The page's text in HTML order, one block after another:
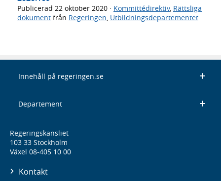
Publicerad 22 oktober 2020 · Kommittédirektiv, Rättsliga
dokument från Regeringen, Utbildningsdepartementet
Innehåll på regeringen.se
Departement
Regeringskansliet
103 33 Stockholm
Växel 08-405 10 00
Kontakt